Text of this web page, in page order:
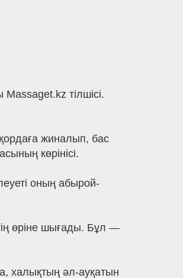
тілшісі.
жиналып, бас
көрінісі.
оның абырой-
өріне шығады. Бұл —
халықтың әл-ауқатын